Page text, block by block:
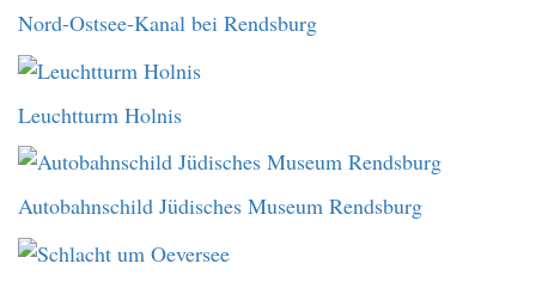
Nord-Ostsee-Kanal bei Rendsburg
Leuchtturm Holnis
Autobahnschild Jüdisches Museum Rendsburg